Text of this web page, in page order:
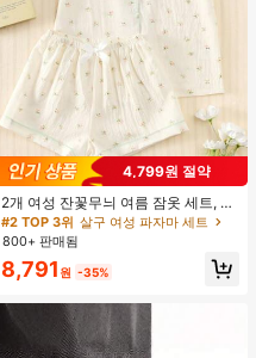
4,799원 절약
2개 여성 잔꽃무늬 여름 잠옷 세트, 반
팔 버튼업 셔츠 및 반바지, 캐주얼 라
운지웨어
#2 TOP 3위 살구 여성 파자마 세트
800+ 판매됨
8,791 원 -35%